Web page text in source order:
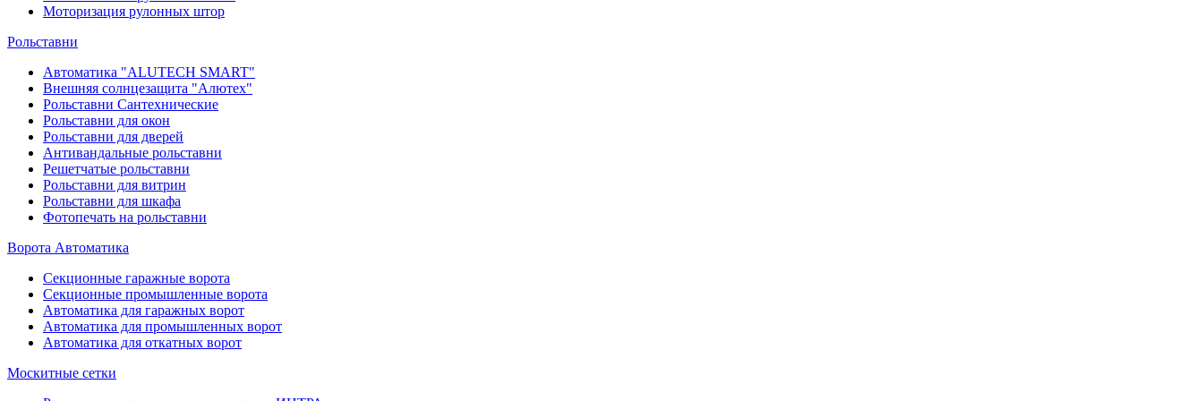
Моторизация рулонных штор
Рольставни
Автоматика "ALUTECH SMART"
Внешняя солнцезащита "Алютех"
Рольставни Сантехнические
Рольставни для окон
Рольставни для дверей
Антивандальные рольставни
Решетчатые рольставни
Рольставни для витрин
Рольставни для шкафа
Фотопечать на рольставни
Ворота Автоматика
Секционные гаражные ворота
Секционные промышленные ворота
Автоматика для гаражных ворот
Автоматика для промышленных ворот
Автоматика для откатных ворот
Москитные сетки